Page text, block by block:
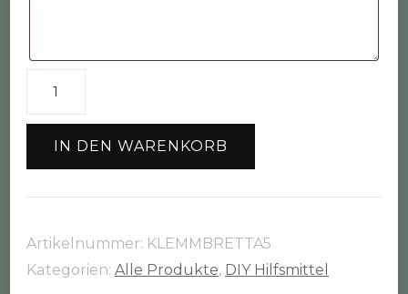
IN DEN WARENKORB
Artikelnummer: KLEMMBRETTA5
Kategorien: Alle Produkte, DIY Hilfsmittel